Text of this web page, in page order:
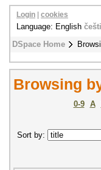
DSpace Home
Login cookies
Language: English
Browsing
0-9 A
Sort by: